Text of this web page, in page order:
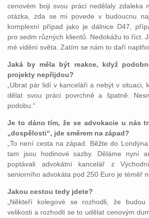
cenovém boji svou práci nedělaly zdaleka
otázka, zda se mi povede v budoucnu
komplexní případ jako je dálnice D47,
pro sedm různých klientů. Nedokážu to říct.
mé vidění světa. Zatím se nám to daří
Jaká by měla být reakce, když
projekty nepřijdou?
„Ubrat pár lidí v kanceláři a nebýt v situaci,
dělat svou práci povrchně a špatně.
podobu.“
Je to dáno tím, že se advokacie u nás
„dospělosti“, jde směrem na západ?
„To není cesta na západ. Běžte do
tam jsou hodinové sazby. Děláme nyní
poptávali advokátní kancelář z
seniorního advokáta pod 250 Euro je téměř
Jakou cestou tedy jdete?
„Někteří kolegové se rozhodli, že
velikosti a rozhodli se to udělat cenovým